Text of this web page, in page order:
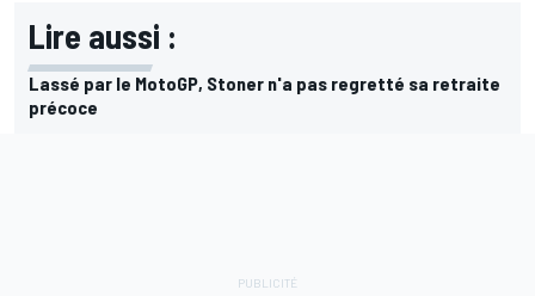
Lire aussi :
Lassé par le MotoGP, Stoner n'a pas regretté sa retraite
précoce